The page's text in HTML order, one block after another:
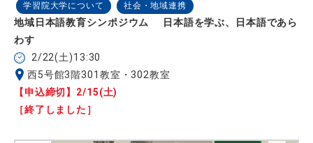
学習院大学について 社会・地域連携
地域日本語教育シンポジウム 日本語を学ぶ、日本語であら
わす
2/22(土)13:30
西5号館3階301教室・302教室
【申込締切】2/15(土)
［終了しました］